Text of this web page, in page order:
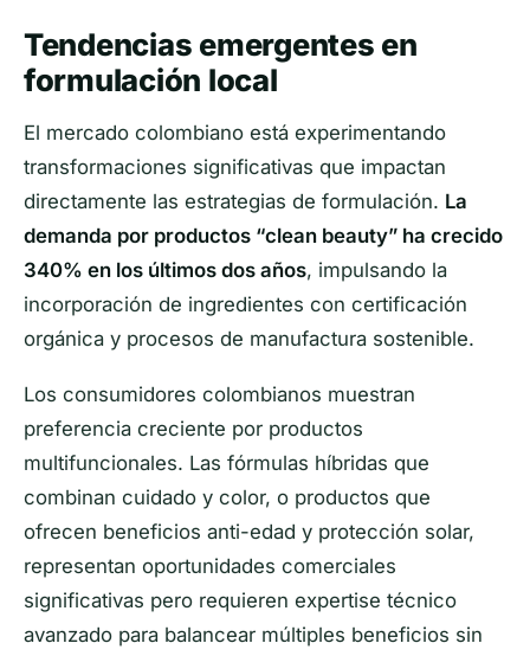
Tendencias emergentes en
formulación local
El mercado colombiano está experimentando
transformaciones significativas que impactan
directamente las estrategias de formulación. La
demanda por productos “clean beauty” ha crecido
340% en los últimos dos años, impulsando la
incorporación de ingredientes con certificación
orgánica y procesos de manufactura sostenible.
Los consumidores colombianos muestran
preferencia creciente por productos
multifuncionales. Las fórmulas híbridas que
combinan cuidado y color, o productos que
ofrecen beneficios anti-edad y protección solar,
representan oportunidades comerciales
significativas pero requieren expertise técnico
avanzado para balancear múltiples beneficios sin